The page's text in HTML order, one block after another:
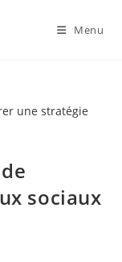
Menu
sociaux